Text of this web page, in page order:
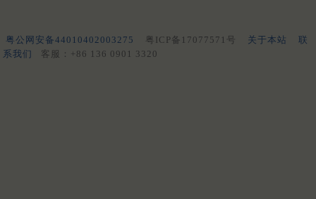
粤公网安备44010402003275 粤ICP备17077571号 关于本站
联
系我们
客服：+86 136 0901 3320